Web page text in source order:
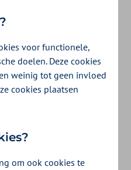
pagina vindt u
Het
vindt u de
voor functionele,
doelen. Deze cookies
weinig tot geen invloed
cookies plaatsen
om ook cookies te